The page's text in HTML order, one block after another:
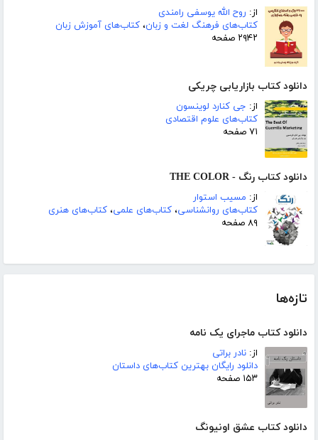
از: روح الله یوسفی رامندی
کتاب‌های فرهنگ لغت و زبان، کتاب‌های آموزش زبان
۲۹۴۲ صفحه
دانلود کتاب بازاریابی چریکی
از: جی کنارد لوینسون
کتاب‌های علوم اقتصادی
۷۱ صفحه
دانلود کتاب رنگ - THE COLOR
از: مسیب استوار
کتاب‌های روانشناسی، کتاب‌های علمی، کتاب‌های هنری
۸۹ صفحه
تازه‌ها
دانلود کتاب ماجرای یک نامه
از: نادر براتی
دانلود رایگان بهترین کتاب‌های داستان
۱۵۳ صفحه
دانلود کتاب عشق اونیونگ